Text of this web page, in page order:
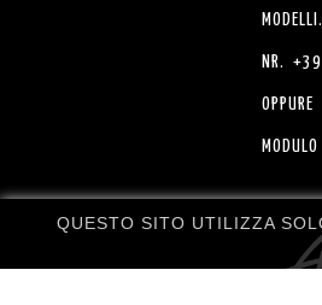
NR.
QUESTO SITO UTILIZZA